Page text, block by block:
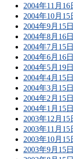
2004年11月
2004年10月
2004年9月15
2004年8月16
2004年7月15
2004年6月16
2004年5月19
2004年4月15
2004年3月15
2004年2月15
2004年1月15
2003年12月
2003年11月
2003年10月
2003年9月15